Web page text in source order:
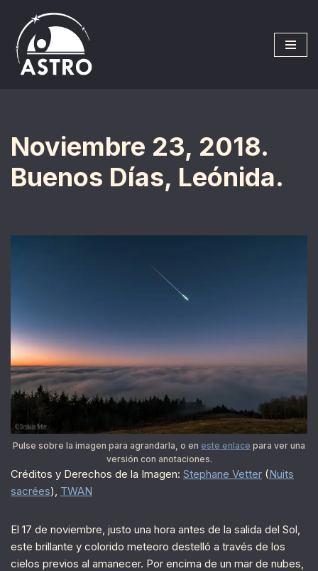
Saltar
al
contenido
Noviembre 23, 2018.
Buenos Días, Leónida.
Pulse sobre la imagen para agrandarla, o en este enlace para ver una
versión con anotaciones.
Créditos y Derechos de la Imagen: Stephane Vetter (Nuits
sacrées), TWAN
El 17 de noviembre, justo una hora antes de la salida del Sol,
este brillante y colorido meteoro destelló a través de los
cielos previos al amanecer. Por encima de un mar de nubes,